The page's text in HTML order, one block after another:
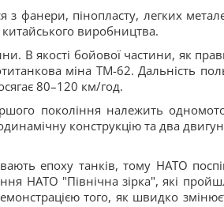
з фанери, пінопласту, легких
виробництва.
В якості бойової частини, як
міна ТМ-62. Дальність
80–120 км/год.
покоління належить
конструкцію та два
епоху танків, тому НАТО
НАТО "Північна зірка", які
того, як швидко